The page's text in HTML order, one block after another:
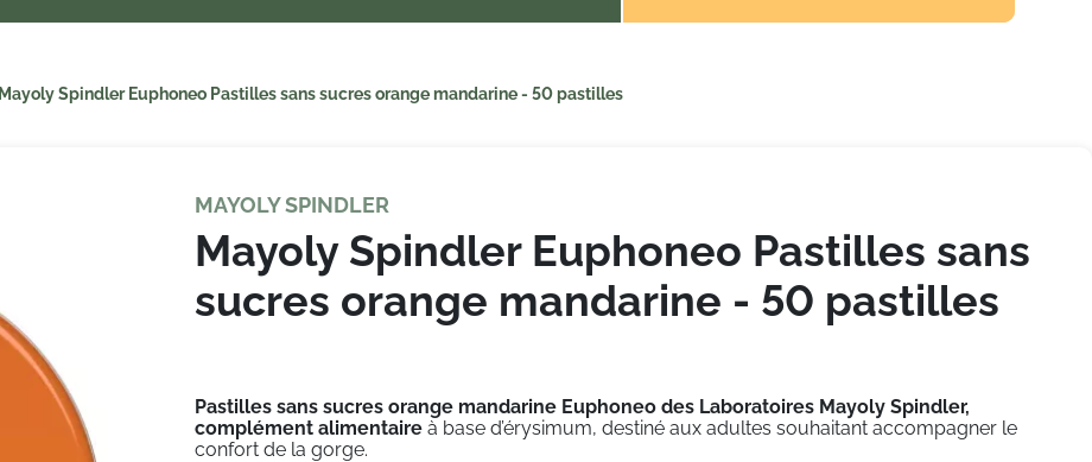
Mayoly Spindler Euphoneo Pastilles sans sucres orange mandarine - 50 pastilles
MAYOLY SPINDLER
Mayoly Spindler Euphoneo Pastilles sans
sucres orange mandarine - 50 pastilles
Pastilles sans sucres orange mandarine Euphoneo des Laboratoires Mayoly Spindler,
complément alimentaire à base d’érysimum, destiné aux adultes souhaitant accompagner le
confort de la gorge.